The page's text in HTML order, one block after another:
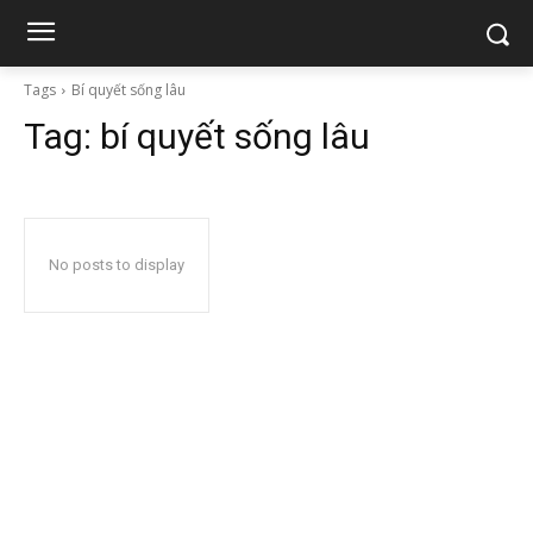
Tags Bí quyết sống lâu
Tag: bí quyết sống lâu
No posts to display